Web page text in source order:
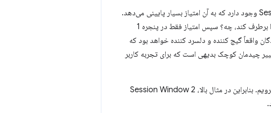
در سمت راست پایین، می‌توانید ببینید که تنها یک تغییر طرح‌بندی کوچک در Session Window 2 وجود دارد که به آن امتیاز بسیار پایینی می‌دهد.
این بدان معناست که میانگین نمره بسیار پایین است. اما اگر توسعه دهنده آن تغییر طرح کوچک را برطرف کند، چه؟ سپس امتیاز فقط در پنجره 1
واقعاً گیج کننده و دلسرد کننده خواهد بود که
چیدمان کوچک بدیهی است که برای تجربه کاربر
به دلیل این مشکل با میانگین ها، ما تصمیم گرفتیم با پنجره های کوچکتر، درپوش و حداکثر جلو برویم. بنابراین در مثال بالا، Session Window 2